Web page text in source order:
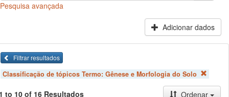
Pesquisa avançada
Adicionar dados
Filtrar resultados
Classificação de tópicos Termo: Gênese e Morfologia do Solo
to 10 of 16 Resultados
Ordenar